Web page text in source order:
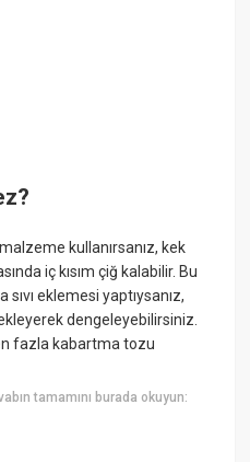
kullanırsanız, kek
iç kısım çiğ kalabilir. Bu
eklemesi yaptıysanız,
dengeleyebilirsiniz.
fazla kabartma tozu
tamamını burada okuyun: